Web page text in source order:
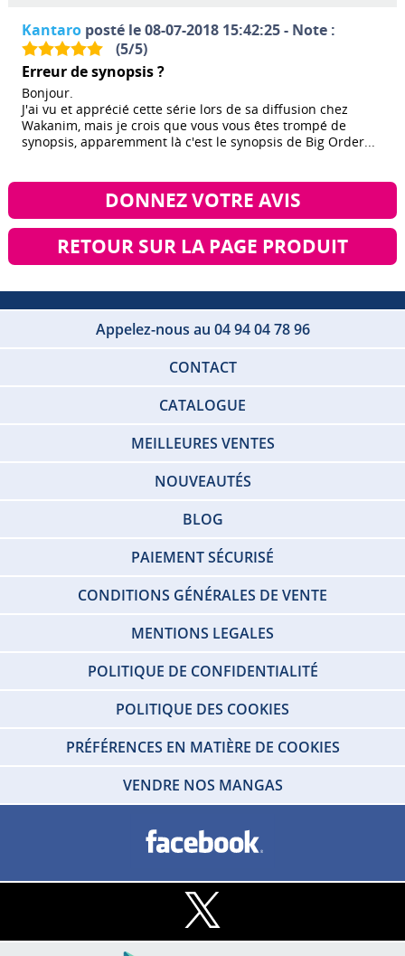
Kantaroposté le 08-07-2018 15:42:25 - Note :
(5/5)
Erreur de synopsis ?
Bonjour.
J'ai vu et apprécié cette série lors de sa diffusion chez
Wakanim, mais je crois que vous vous êtes trompé de
synopsis, apparemment là c'est le synopsis de Big Order...
DONNEZ VOTRE AVIS
RETOUR SUR LA PAGE PRODUIT
Appelez-nous au 04 94 04 78 96
CONTACT
CATALOGUE
MEILLEURES VENTES
NOUVEAUTÉS
BLOG
PAIEMENT SÉCURISÉ
CONDITIONS GÉNÉRALES DE VENTE
MENTIONS LEGALES
POLITIQUE DE CONFIDENTIALITÉ
POLITIQUE DES COOKIES
PRÉFÉRENCES EN MATIÈRE DE COOKIES
VENDRE NOS MANGAS